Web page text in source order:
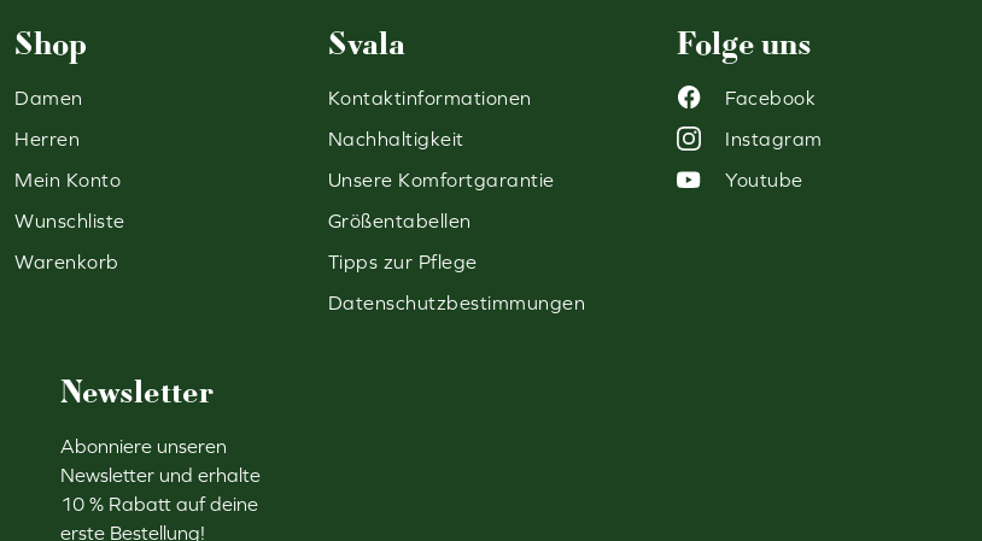
Shop
Damen
Herren
Mein Konto
Wunschliste
Warenkorb
Svala
Kontaktinformationen
Nachhaltigkeit
Unsere Komfortgarantie
Größentabellen
Tipps zur Pflege
Datenschutzbestimmungen
Folge uns
Facebook
Instagram
Youtube
Newsletter
Abonniere unseren
Newsletter und erhalte
10 % Rabatt auf deine
erste Bestellung!